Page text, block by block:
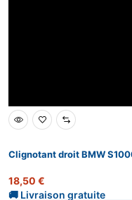
Clignotant droit BMW
18,50 €